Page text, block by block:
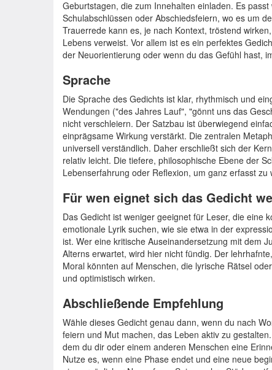
Geburtstagen, die zum Innehalten einladen. Es
Schulabschlüssen oder Abschiedsfeiern, wo es um
Trauerrede kann es, je nach Kontext, tröstend
Lebens verweist. Vor allem ist es ein perfektes
der Neuorientierung oder wenn du das Gefühl hast,
Sprache
Die Sprache des Gedichts ist klar, rhythmisch und
Wendungen ("des Jahres Lauf", "gönnt uns das
nicht verschleiern. Der Satzbau ist überwiegend
einprägsame Wirkung verstärkt. Die zentralen
universell verständlich. Daher erschließt sich der
relativ leicht. Die tiefere, philosophische Ebene der
Lebenserfahrung oder Reflexion, um ganz erfasst zu
Für wen eignet sich das Gedicht
Das Gedicht ist weniger geeignet für Leser, die eine
emotionale Lyrik suchen, wie sie etwa in der
ist. Wer eine kritische Auseinandersetzung mit dem
Alterns erwartet, wird hier nicht fündig. Der
Moral könnten auf Menschen, die lyrische Rätsel
und optimistisch wirken.
Abschließende Empfehlung
Wähle dieses Gedicht genau dann, wenn du nach
feiern und Mut machen, das Leben aktiv zu
dem du dir oder einem anderen Menschen eine
Nutze es, wenn eine Phase endet und eine neue